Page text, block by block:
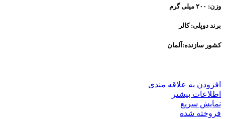
وزن: ۲۰۰ میلی گرم
برند دوپلی: کالر
کشور سازنده:آلمان
افزودن به علاقه مندی
اطلاعات بیشتر
نمایش سریع
فروخته شده